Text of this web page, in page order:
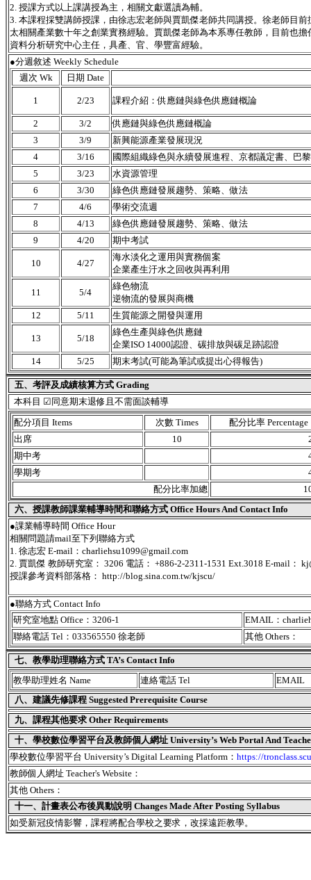
2. 授課方式以上課講授為主，相關文獻選讀為輔。
3. 本課程採雙講師授課，由徐志宏老師與賈凱傑老師共同講授。徐老師目
太相關產業數十年之創業實務經驗。賈凱傑老師為本系專任教師，目前也
資料分析研究中心主任，具產、官、學豐富經驗。
●分週敘述 Weekly Schedule
週次 Wk
日期 Date
1 2/23 課程介紹：供應鏈與綠色供應鏈概論
2 3/2
供應鏈與綠色供應鏈概論
3
3/9
新興能源產業發展現況
4
3/16
國際組織綠色與永續發展進程、京都議定書、巴
5
3/23
水資源管理
6
3/30
綠色供應鏈發展趨勢、策略、做法
7
4/6
學術交流週
8
4/13
綠色供應鏈發展趨勢、策略、做法
9
4/20 期中考試
10 4/27
海水淡化之運用與實務個案
企業產生汙水之回收與再利用
11 5/4
綠色物流
逆物流的發展與商機
12
5/11 生質能源之開發與運用
13 5/18
綠色生產與綠色供應鏈
企業ISO 14000認證、碳排放與碳足跡認證
14
5/25 期末考試(可能為筆試或提出心得報告)
五、考評及成績核算方式 Grading
本科目 ☑同意期末退修且不需面談輔導
配分項目 Items
次數 Times
配分比率 Percentage
出席
10
期中考
學期考
配分比率加總
六、授課教師課業輔導時間和聯絡方式 Office Hours And Contact Info
●課業輔導時間 Office Hour
相關問題請mail至下列聯絡方式
1. 徐志宏 E-mail：charliehsu1099@gmail.com
2. 賈凱傑 教師研究室： 3206 電話： +886-2-2311-1531 Ext.3018 E-mail：
授課參考資料部落格： http://blog.sina.com.tw/kjscu/
●聯絡方式 Contact Info
研究室地點 Office：3206-1
EMAIL：
聯絡電話 Tel：033565550 徐老師
其他 Others：
七、教學助理聯絡方式 TA’s Contact Info
教學助理姓名 Name
連絡電話 Tel
EMAIL
八、建議先修課程 Suggested Prerequisite Course
九、課程其他要求 Other Requirements
十、學校數位學習平台及教師個人網址 University’s Web Portal And
學校數位學習平台 University’s Digital Learning Platform： https://
教師個人網址 Teacher's Website：
其他 Others：
十一、 計畫表公布後異動說明 Changes Made After Posting Syllabus
如受新冠疫情影響，課程將配合學校之要求，改採遠距教學。